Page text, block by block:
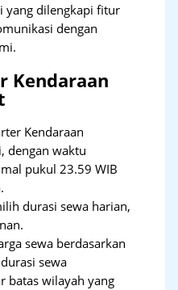
yang dilengkapi fitur
dengan
Kendaraan
Kendaraan
dengan waktu
pukul 23.59 WIB
durasi sewa harian,
sewa berdasarkan
sewa
batas wilayah yang